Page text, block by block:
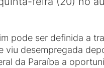
pode ser definida a
viu desempregada
da Paraíba a